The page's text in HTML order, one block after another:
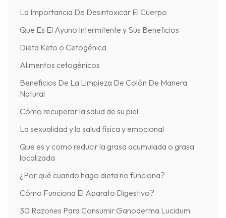
La Importancia De Desintoxicar El Cuerpo
Que Es El Ayuno Intermitente y Sus Beneficios
Dieta Keto o Cetogénica
Alimentos cetogénicos
Beneficios De La Limpieza De Colón De Manera
Natural
Cómo recuperar la salud de su piel
La sexualidad y la salud física y emocional
Que es y como reducir la grasa acumulada o grasa
localizada
¿Por qué cuando hago dieta no funciona?
Cómo Funciona El Aparato Digestivo?
30 Razones Para Consumir Ganoderma Lucidum